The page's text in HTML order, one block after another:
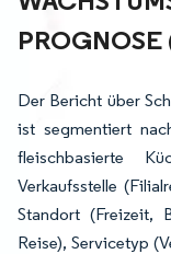
ROGNOSE
Der Bericht über
ist segmentiert
fleischbasierte
Verkaufsstelle
Standort (Freizeit,
Reise), Servicetyp